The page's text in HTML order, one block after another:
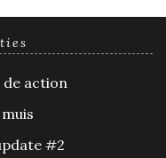
de action
#2